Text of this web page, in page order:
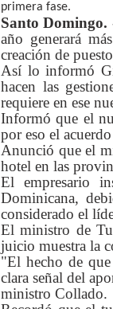
primera fase.
Santo Domingo.
año generará
creación de
Así lo informó
hacen las
requiere en ese
Informó que el
por eso el
Anunció que el
hotel en las
El empresario
Dominicana,
considerado el
El ministro de
juicio muestra la
"El hecho de
clara señal del
ministro Collado.